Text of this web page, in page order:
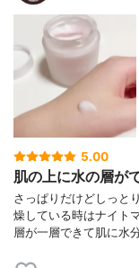
5.00
肌の上に水の層が
さっぱりだけどしっと
燥している時はナイト
層が一層できて肌に水